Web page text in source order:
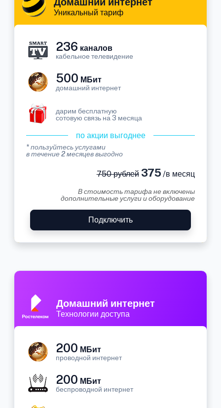
Уникальный тариф
236 каналов
кабельное телевидение
500 МБит
домашний интернет
дарим бесплатную
сотовую связь на 3 месяца
по акции выгоднее
* пользуйтесь услугами
в течение 2 месяцев выгодно
750 рублей375 /в месяц
В стоимость тарифа не включены
дополнительные услуги и оборудование
Подключить
Домашний интернет
Технологии доступа
200 МБит
проводной интернет
200 МБит
беспроводной интернет